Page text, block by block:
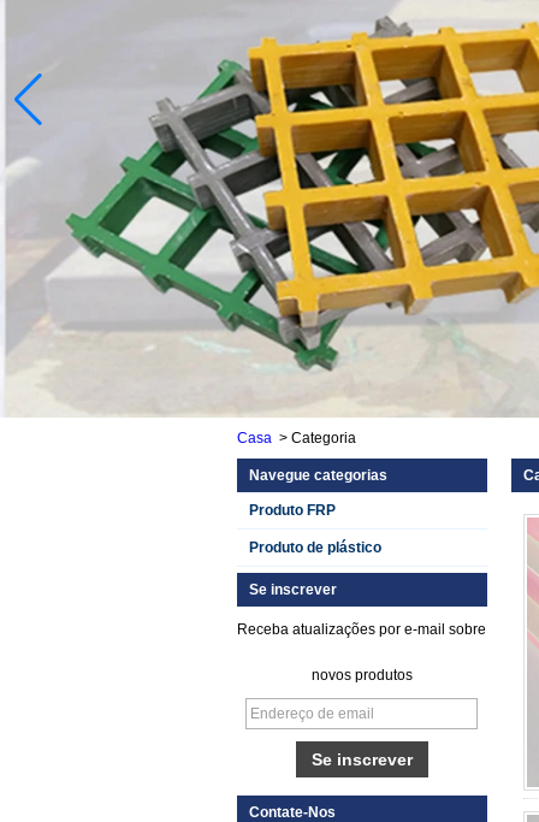
Casa> Categoria
Navegue categorias
Produto FRP
Produto de plástico
Se inscrever
Receba atualizações por e-mail sobre
novos produtos
Contate-Nos
Folha de FRP de
plástico reforçado
com fibra de vidro
lisa gelada